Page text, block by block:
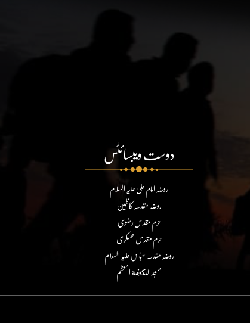
دوست ویبسائٹس
روضہ امام علی علیہ السلام
روضہ مقدسہ کاظمین
حرم مقدس رضوی
حرم مقدس عسکری
روضہ مقدسہ عباس علیہ السلام
مسجد الكوفة المعظم